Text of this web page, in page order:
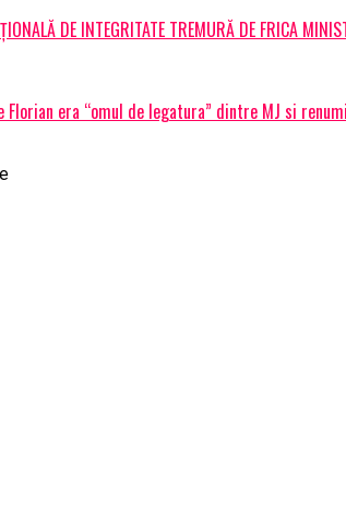
DE INTEGRITATE TREMURĂ DE FRICA
Florian era “omul de legatura” dintre MJ si